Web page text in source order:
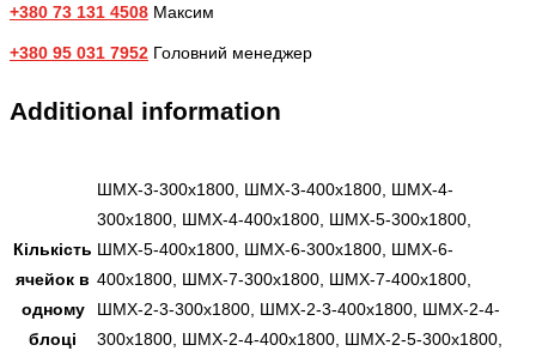
+380 73 131 4508 Максим
+380 95 031 7952 Головний менеджер
Additional information
Кількість
ячейок в
одному
блоці
ШМХ-3-300х1800, ШМХ-3-400х1800, ШМХ-4-
300х1800, ШМХ-4-400х1800, ШМХ-5-300х1800,
ШМХ-5-400х1800, ШМХ-6-300х1800, ШМХ-6-
400х1800, ШМХ-7-300х1800, ШМХ-7-400х1800,
ШМХ-2-3-300х1800, ШМХ-2-3-400х1800, ШМХ-2-4-
300х1800, ШМХ-2-4-400х1800, ШМХ-2-5-300х1800,